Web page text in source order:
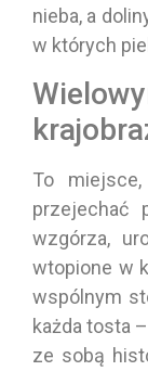
nieba, a
w których
To
przejechać
wzgórza,
wtopione w
wspólnym
każda tosta
ze sobą